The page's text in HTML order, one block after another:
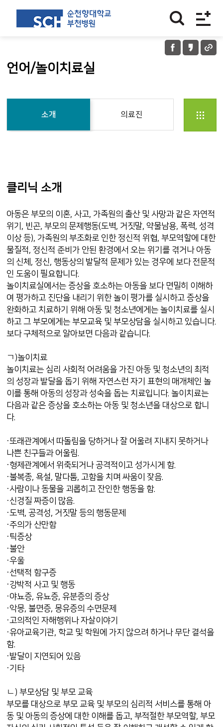
언어/놀이치료실
소개 의료진
클리닉 소개
아동은 부모의 이혼, 사고, 가족원의 출산 및 사망과 같은 자연적
위기, 빈곤, 부모의 문제행동(도벽, 거짓말, 약물남용, 폭력, 성격
이상 등), 가족원의 부조화로 인한 정신적 위협, 부모역할에 대한
물질적, 정신적 준비가 안된 환경에서 오는 위기를 겪거나 아동
의 신체, 정신, 행동상의 발달적 문제가 있는 경우에 보다 전문적
인 도움이 필요합니다.
놀이치료실에서는 증상을 호소하는 아동을 보다 면밀히 이해하
여 평가하고 진단을 내리기 위한 놀이 평가를 실시하고 증상을
완화하고 치료하기 위해 아동 및 청소년에게는 놀이치료를 실시
하고 그 부모에게는 부모교육 및 부모상담을 실시하고 있습니다.
보다 구체적으로 알아보면 다음과 같습니다.
ㄱ)놀이치료
놀이치료는 심리 사회적 어려움을 가진 아동 및 청소년의 최적
의 성장과 발달을 돕기 위해 자연스런 자기 표현의 매개체인 놀
이를 통해 아동의 성장과 성숙을 돕는 치료입니다. 놀이치료는
다음과 같은 증상을 호소하는 아동 및 청소년을 대상으로 합니
다.
·또래관계에서 따돌림을 당하거나 잘 어울려 지내지 못하거나
나쁜 친구들과 어울림.
·형제관계에서 위축되거나 공격적이고 성가시게 함.
·불복종, 욕설, 말다툼, 고함을 치며 싸움이 잦음.
·사람이나 동물을 괴롭히고 잔인한 행동을 함.
·신경질 짜증이 많음.
·도벽, 공격성, 거짓말 등의 행동문제
·주의가 산만함
·틱증상
·불안
·우울
·선택적 함구증
·강박적 사고 및 행동
·야뇨증, 유뇨증, 유분증의 증상
·악몽, 불면증, 몽유증의 수면문제
·고의적인 자해행위나 자살이야기
·유아교육기관, 학교 및 학원에 가지 않으려 하거나 무단 결석을
함.
·발달이 지연되어 있음
·기타
ㄴ) 부모상담 및 부모 교육
부모를 대상으로 부모 교육 및 부모의 심리적 서비스를 통해 아
동 및 아동의 증상에 대한 이해를 돕고, 부적절한 부모역할, 부모